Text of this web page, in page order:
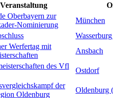
Veranstaltung
Oberbayern zur
Nominierung
München
Werfertag mit
Ansbach
des Vfl
Ostdorf
der
Oldenburg
Oldenburg